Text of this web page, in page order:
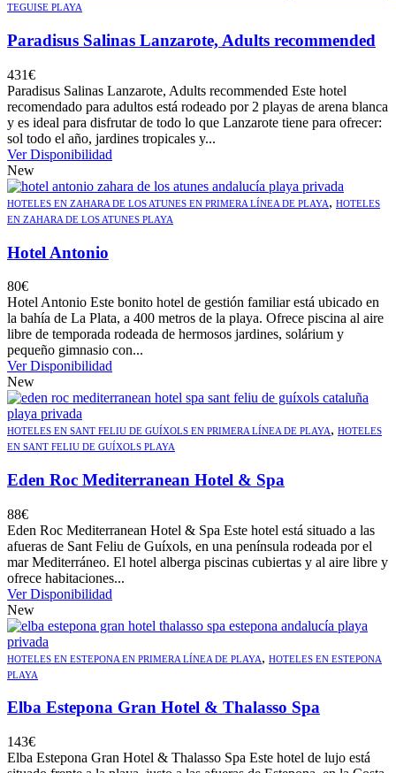
TEGUISE PLAYA
Paradisus Salinas Lanzarote, Adults recommended
431€
Paradisus Salinas Lanzarote, Adults recommended Este hotel
recomendado para adultos está rodeado por 2 playas de arena blanca
y es ideal para disfrutar de todo lo que Lanzarote tiene para ofrecer:
sol todo el año, jardines tropicales y...
Ver Disponibilidad
New
HOTELES EN ZAHARA DE LOS ATUNES EN PRIMERA LÍNEA DE PLAYA, HOTELES
EN ZAHARA DE LOS ATUNES PLAYA
Hotel Antonio
80€
Hotel Antonio Este bonito hotel de gestión familiar está ubicado en
la bahía de La Plata, a 400 metros de la playa. Ofrece piscina al aire
libre de temporada rodeada de hermosos jardines, solárium y
pequeño gimnasio con...
Ver Disponibilidad
New
HOTELES EN SANT FELIU DE GUÍXOLS EN PRIMERA LÍNEA DE PLAYA, HOTELES
EN SANT FELIU DE GUÍXOLS PLAYA
Eden Roc Mediterranean Hotel & Spa
88€
Eden Roc Mediterranean Hotel & Spa Este hotel está situado a las
afueras de Sant Feliu de Guíxols, en una península rodeada por el
mar Mediterráneo. El hotel alberga piscinas cubiertas y al aire libre y
ofrece habitaciones...
Ver Disponibilidad
New
HOTELES EN ESTEPONA EN PRIMERA LÍNEA DE PLAYA, HOTELES EN ESTEPONA
PLAYA
Elba Estepona Gran Hotel & Thalasso Spa
143€
Elba Estepona Gran Hotel & Thalasso Spa Este hotel de lujo está